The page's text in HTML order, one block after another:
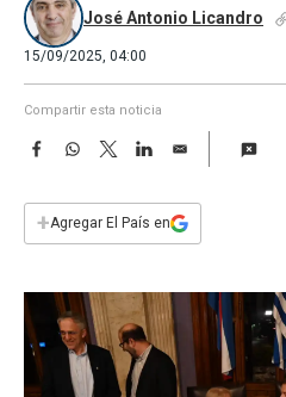
José Antonio Licandro
15/09/2025, 04:00
Compartir esta noticia
F
e
b
W
s
p
T
w
t
L
n
E
i
l
+Agregar El País en